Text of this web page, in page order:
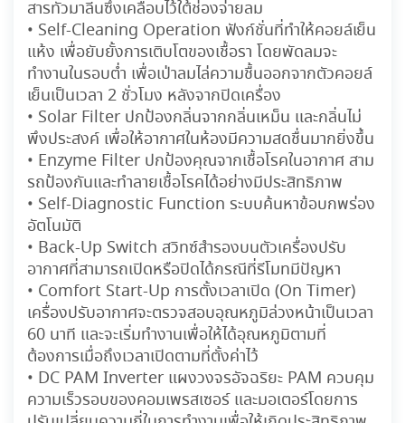
สารทัวมาลีนซึ่งเคลือบไว้ใต้ช่องจ่ายลม
• Self-Cleaning Operation ฟังก์ชั่นที่ทำให้คอยล์เย็น
แห้ง เพื่อยับยั้งการเติบโตของเชื้อรา โดยพัดลมจะ
ทำงานในรอบต่ำ เพื่อเป่าลมไล่ความชื้นออกจากตัวคอยล์
เย็นเป็นเวลา 2 ชั่วโมง หลังจากปิดเครื่อง
• Solar Filter ปกป้องกลิ่นจากกลิ่นเหม็น และกลิ่นไม่
พึงประสงค์ เพื่อให้อากาศในห้องมีความสดชื่นมากยิ่งขึ้น
• Enzyme Filter ปกป้องคุณจากเชื้อโรคในอากาศ สาม
รถป้องกันและทำลายเชื้อโรคได้อย่างมีประสิทธิภาพ
• Self-Diagnostic Function ระบบค้นหาข้อบกพร่อง
อัตโนมัติ
• Back-Up Switch สวิทซ์สำรองบนตัวเครื่องปรับ
อากาศที่สามารถเปิดหรือปิดได้กรณีที่รีโมทมีปัญหา
• Comfort Start-Up การตั้งเวลาเปิด (On Timer)
เครื่องปรับอากาศจะตรวจสอบอุณหภูมิล่วงหน้าเป็นเวลา
60 นาที และจะเริ่มทำงานเพื่อให้ได้อุณหภูมิตามที่
ต้องการเมื่อถึงเวลาเปิดตามที่ตั้งค่าไว้
• DC PAM Inverter แผงวงจรอัจฉริยะ PAM ควบคุม
ความเร็วรอบของคอมเพรสเซอร์ และมอเตอร์โดยการ